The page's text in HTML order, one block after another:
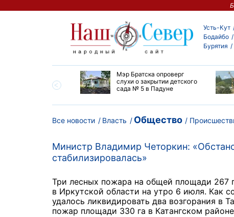
Усть-Кут
Бодайбо
Бурятия
Мэр Братска опроверг
слухи о закрытии детского
сада № 5 в Падуне
Все новости Власть Общество
Министр Владимир Четоркин:
стабилизировалась»
Три лесных пожара на общей площади 267
в Иркутской области на утро 6 июля. Как
удалось ликвидировать два возгорания в
пожар площади 330 га в Катангском